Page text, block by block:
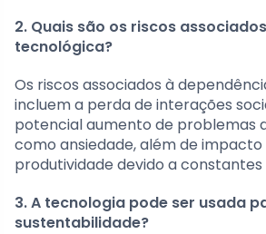
2. Quais são os riscos
tecnológica?
Os riscos associados à
incluem a perda de interações
potencial aumento de problemas
como ansiedade, além de
produtividade devido a constantes
3. A tecnologia pode ser usada
sustentabilidade?